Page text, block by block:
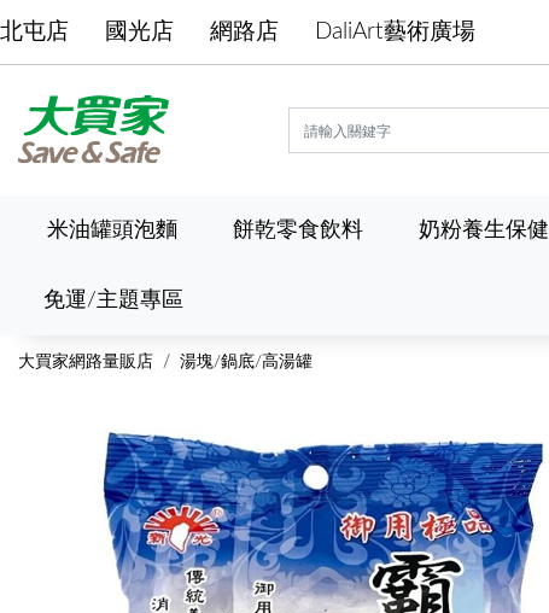
北屯店 國光店 網路店 DaliArt藝術廣場
米油罐頭泡麵 餅乾零食飲料 奶粉養生保健
免運/主題專區
大買家網路量販店 湯塊/鍋底/高湯罐